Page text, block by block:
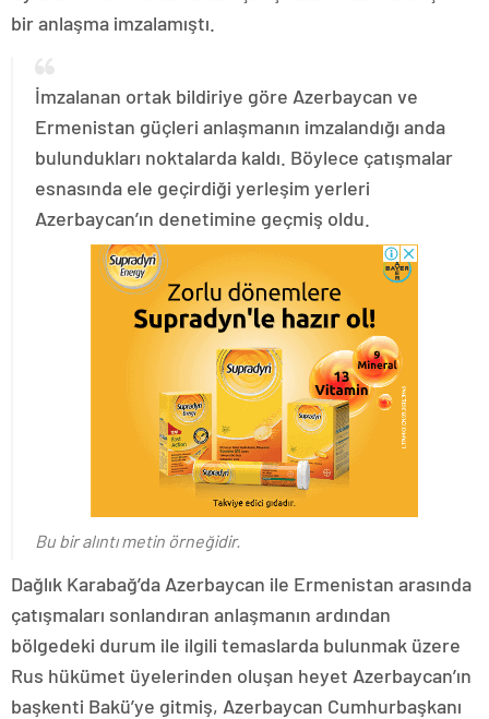
bir anlaşma imzalamıştı.
İmzalanan ortak bildiriye göre Azerbaycan ve
Ermenistan güçleri anlaşmanın imzalandığı anda
bulundukları noktalarda kaldı. Böylece çatışmalar
esnasında ele geçirdiği yerleşim yerleri
Azerbaycan’ın denetimine geçmiş oldu.
Bu bir alıntı metin örneğidir.
Dağlık Karabağ’da Azerbaycan ile Ermenistan arasında
çatışmaları sonlandıran anlaşmanın ardından
bölgedeki durum ile ilgili temaslarda bulunmak üzere
Rus hükümet üyelerinden oluşan heyet Azerbaycan’ın
başkenti Bakü’ye gitmiş, Azerbaycan Cumhurbaşkanı